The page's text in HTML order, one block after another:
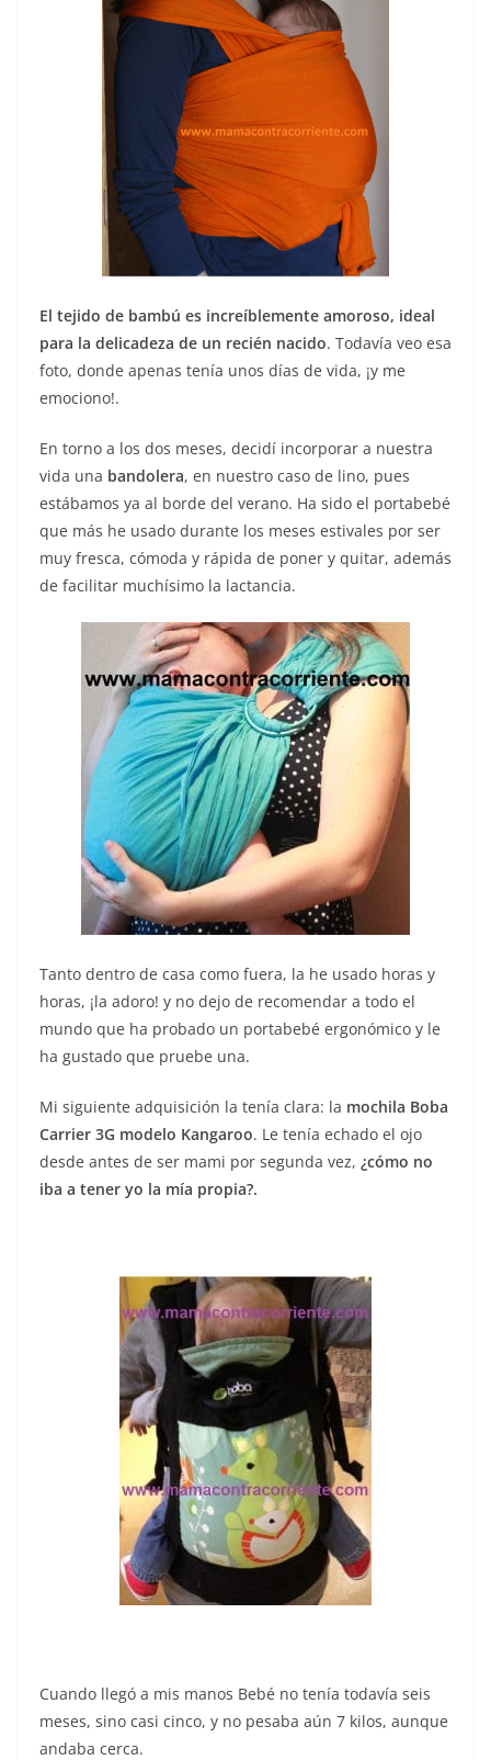
El tejido de bambú es increíblemente amoroso, ideal
para la delicadeza de un recién nacido. Todavía veo esa
foto, donde apenas tenía unos días de vida, ¡y me
emociono!.
En torno a los dos meses, decidí incorporar a nuestra
vida una bandolera, en nuestro caso de lino, pues
estábamos ya al borde del verano. Ha sido el portabebé
que más he usado durante los meses estivales por ser
muy fresca, cómoda y rápida de poner y quitar, además
de facilitar muchísimo la lactancia.
Tanto dentro de casa como fuera, la he usado horas y
horas, ¡la adoro! y no dejo de recomendar a todo el
mundo que ha probado un portabebé ergonómico y le
ha gustado que pruebe una.
Mi siguiente adquisición la tenía clara: la mochila Boba
Carrier 3G modelo Kangaroo. Le tenía echado el ojo
desde antes de ser mami por segunda vez, ¿cómo no
iba a tener yo la mía propia?.
Cuando llegó a mis manos Bebé no tenía todavía seis
meses, sino casi cinco, y no pesaba aún 7 kilos, aunque
andaba cerca.